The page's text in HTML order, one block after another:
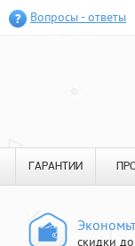
Вопросы - ответы
ГАРАНТИИ
скидки